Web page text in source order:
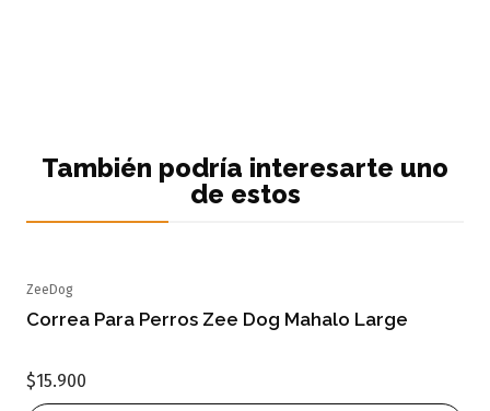
También podría interesarte uno
de estos
ZeeDog
Correa Para Perros Zee Dog Mahalo Large
$15.900